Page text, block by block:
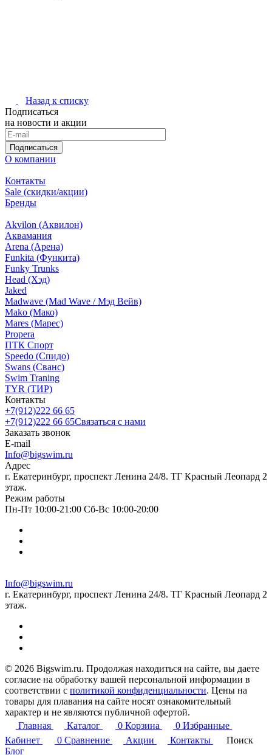
Назад к списку
Подписаться
на новости и акции
Подписаться
О компании
Контакты
Sale (скидки/акции)
Бренды
Akvilon (Аквилон)
Аквамания
Arena (Арена)
Funkita (Функита)
Funky Trunks
Head (Хэд)
Jaked
Madwave (Mad Wave / Мэд Вейв)
Mako (Мако)
Mares (Марес)
Propera
ПТК Спорт
Speedo (Спидо)
Swans (Сванс)
Swim Traning
TYR (ТИР)
Контакты
+7(912)222 66 65
+7(912)222 66 65Связаться с нами
Заказать звонок
E-mail
Info@bigswim.ru
Адрес
г. Екатеринбург, проспект Ленина 24/8. ТГ Красный Леопард 2
этаж.
Режим работы
Пн-Пт 10:00-21:00 Сб-Вс 10:00-20:00
Info@bigswim.ru
г. Екатеринбург, проспект Ленина 24/8. ТГ Красный Леопард 2
этаж.
© 2026 Bigswim.ru. Продолжая находиться на сайте, вы даете
согласие на обработку вашей персональной информации в
соответствии с политикой конфиденциальности. Цены на
товары для плавания на сайте носят ознакомительный
характер и не являются публичной офертой.
Главная
Каталог 0 Корзина 0 Избранные
Кабинет
0 Сравнение Акции Контакты
Поиск
Блог